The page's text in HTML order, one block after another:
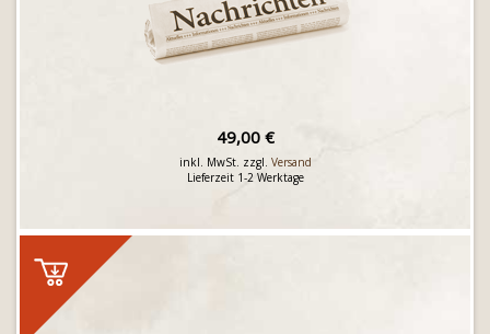
49,00 €
inkl. MwSt. zzgl. Versand
Lieferzeit 1-2 Werktage